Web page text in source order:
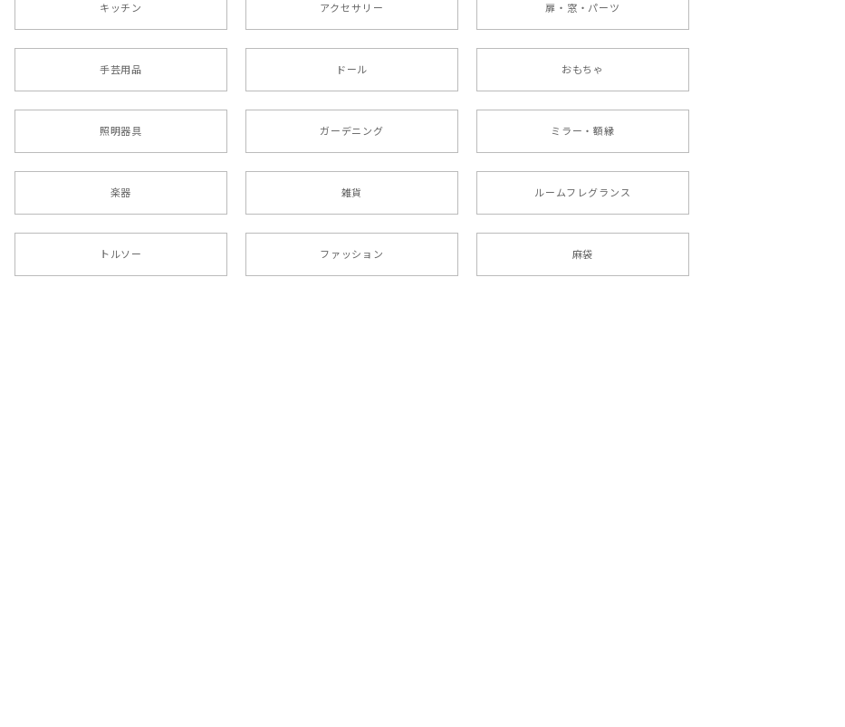
キッチン アクセサリー 扉・窓・パーツ
手芸用品 ドール おもちゃ
照明器具 ガーデニング ミラー・額縁
楽器 雑貨 ルームフレグランス
トルソー ファッション 麻袋